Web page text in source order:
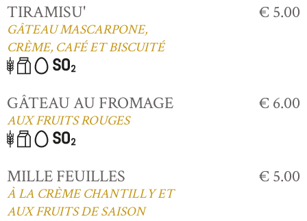
TIRAMISU'
GÂTEAU MASCARPONE,
CRÈME, CAFÉ ET BISCUITÉ
€ 5.00
GÂTEAU AU FROMAGE
AUX FRUITS ROUGES
€ 6.00
MILLE FEUILLES
À LA CRÈME CHANTILLY ET
AUX FRUITS DE SAISON
€ 5.00